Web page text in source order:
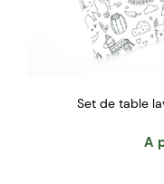
Set de table
A